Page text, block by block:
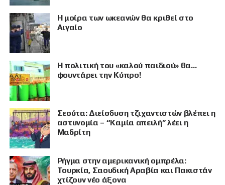
Η μοίρα των ωκεανών θα κριθεί στο
Αιγαίο
Η πολιτική του «καλού παιδιού» θα…
φουντάρει την Κύπρο!
Σεούτα: Διείσδυση τζιχαντιστών βλέπει η
αστυνομία – “Καμία απειλή” λέει η
Μαδρίτη
Ρήγμα στην αμερικανική ομπρέλα:
Τουρκία, Σαουδική Αραβία και Πακιστάν
χτίζουν νέο άξονα